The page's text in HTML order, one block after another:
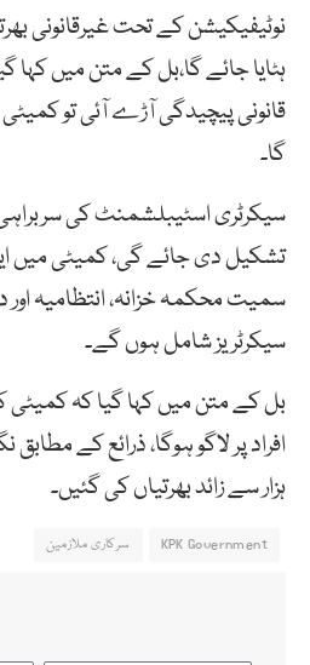
نوٹیفیکیشن کے تحت غیرقانونی
ہٹایا جائے گا،بل کے متن میں کہا
قانونی پیچیدگی آڑے آئی تو کمیٹی
گا۔
تشکیل دی جائے گی، کمیٹی میں
سمیت محکمہ خزانہ، انتظامیہ اور
سیکرٹریز شامل ہوں گے۔
بل کے متن میں کہا گیا کہ کمیٹی
ہزار سے زائد بھرتیاں کی گئیں۔
KPK Government سرکاری ملازمین